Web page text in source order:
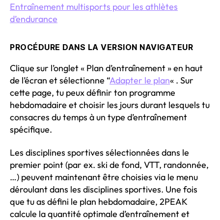
Entraînement multisports pour les athlètes
d’endurance
PROCÉDURE DANS LA VERSION NAVIGATEUR
Clique sur l’onglet « Plan d’entraînement » en haut
de l’écran et sélectionne “Adapter le plan« . Sur
cette page, tu peux définir ton programme
hebdomadaire et choisir les jours durant lesquels tu
consacres du temps à un type d’entraînement
spécifique.
Les disciplines sportives sélectionnées dans le
premier point (par ex. ski de fond, VTT, randonnée,
…) peuvent maintenant être choisies via le menu
déroulant dans les disciplines sportives. Une fois
que tu as défini le plan hebdomadaire, 2PEAK
calcule la quantité optimale d’entraînement et